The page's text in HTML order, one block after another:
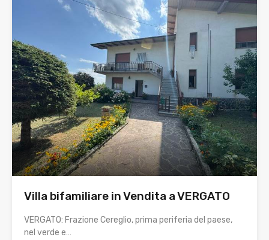
Villa bifamiliare in Vendita a VERGATO
VERGATO: Frazione Cereglio, prima periferia del paese,
nel verde e…